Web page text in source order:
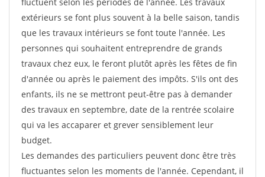
extérieurs se font plus souvent à la belle saison, tandis
que les travaux intérieurs se font toute l'année. Les
personnes qui souhaitent entreprendre de grands
travaux chez eux, le feront plutôt après les fêtes de fin
d'année ou après le paiement des impôts. S'ils ont des
enfants, ils ne se mettront peut-être pas à demander
des travaux en septembre, date de la rentrée scolaire
qui va les accaparer et grever sensiblement leur
budget.
Les demandes des particuliers peuvent donc être très
fluctuantes selon les moments de l'année. Cependant, il